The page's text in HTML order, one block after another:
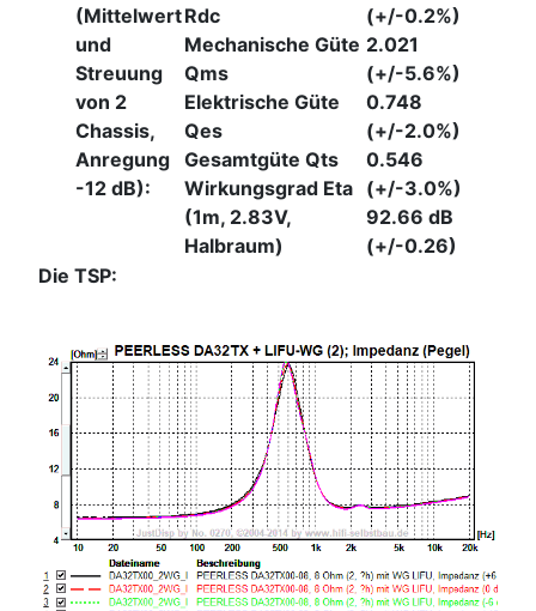
(Mittelwert
und
Streuung
von 2
Chassis,
Anregung
-12 dB):
Rdc
Mechanische Güte
Qms
Elektrische Güte
Qes
Gesamtgüte Qts
Wirkungsgrad Eta
(1m, 2.83V,
Halbraum)
(+/-0.2%)
2.021
(+/-5.6%)
0.748
(+/-2.0%)
0.546
(+/-3.0%)
92.66 dB
(+/-0.26)
Die TSP: